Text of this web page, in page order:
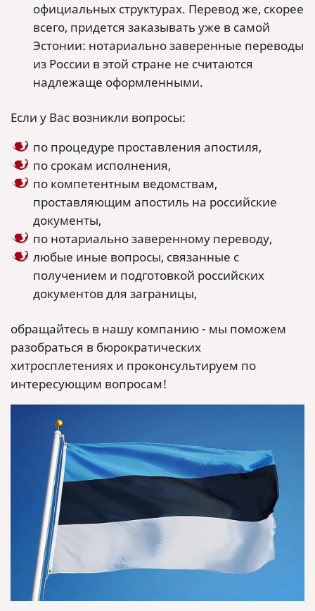
официальных структурах. Перевод же, скорее
всего, придется заказывать уже в самой
Эстонии: нотариально заверенные переводы
из России в этой стране не считаются
надлежаще оформленными.
Если у Вас возникли вопросы:
по процедуре проставления апостиля,
по срокам исполнения,
по компетентным ведомствам,
проставляющим апостиль на российские
документы,
по нотариально заверенному переводу,
любые иные вопросы, связанные с
получением и подготовкой российских
документов для заграницы,
обращайтесь в нашу компанию - мы поможем
разобраться в бюрократических
хитросплетениях и проконсультируем по
интересующим вопросам!